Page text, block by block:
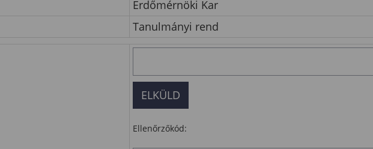
Erdőmérnöki Kar
Tanulmányi rend
Ellenőrzőkód: